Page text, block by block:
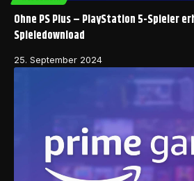
Ohne PS Plus – PlayStation 5-Spieler
Spieledownload
25. September 2024